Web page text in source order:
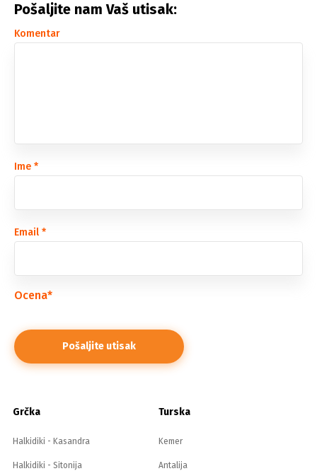
Pošaljite nam Vaš utisak:
Komentar
Ime *
Email *
Ocena*
Grčka
Halkidiki - Kasandra
Halkidiki - Sitonija
Turska
Kemer
Antalija